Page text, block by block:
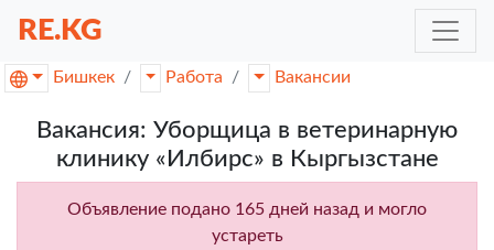
RE.KG
Бишкек Работа Вакансии
Вакансия: Уборщица в ветеринарную
клинику «Илбирс» в Кыргызстане
Объявление подано 165 дней назад и могло
устареть